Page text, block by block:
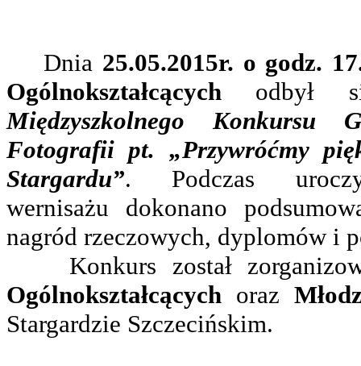
Dnia 25.05.2015r. o godz.
Ogólnokształcących odbył
Międzyszkolnego Konkursu
Fotografii pt. „Przywróćmy
Stargardu”. Podczas
wernisażu dokonano
nagród rzeczowych, dyplomów i
Konkurs został
Ogólnokształcących oraz
Stargardzie Szczecińskim.